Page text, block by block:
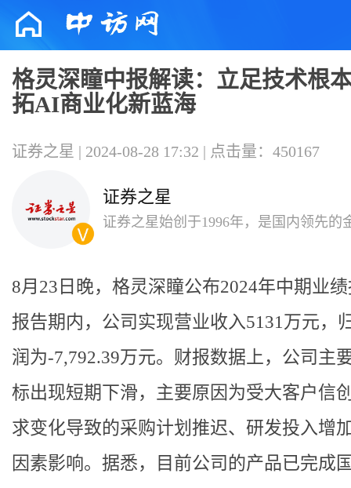
格灵深瞳中报解读：立足技术根
拓AI商业化新蓝海
证券之星 | 2024-08-28 17:32 | 点击量：450167
证券之星
证券之星始创于1996年，是国内领先的
值的财经资讯。
8月23日晚，格灵深瞳公布2024年中期业
报告期内，公司实现营业收入5131万元，
润为-7,792.39万元。财报数据上，公司主
标出现短期下滑，主要原因为受大客户信
求变化导致的采购计划推迟、研发投入增
因素影响。据悉，目前公司的产品已完成